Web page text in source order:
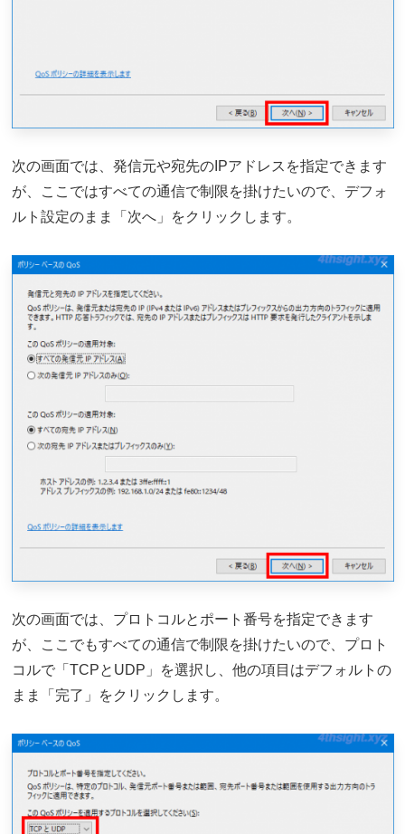
次の画面では、発信元や宛先のIPアドレスを指定できます
が、ここではすべての通信で制限を掛けたいので、デフォ
ルト設定のまま「次へ」をクリックします。
次の画面では、プロトコルとポート番号を指定できます
が、ここでもすべての通信で制限を掛けたいので、プロト
コルで「TCPとUDP」を選択し、他の項目はデフォルトの
まま「完了」をクリックします。